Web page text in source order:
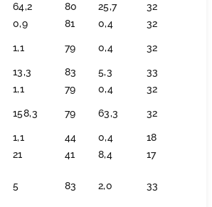
64,2 80 25,7
32
0,9 81 0,4
32
1,1 79 0,4 32
13,3 83 5,3
33
1,1 79 0,4
32
158,3 79 63,3 32
1,1 44 0,4
18
21 41 8,4
17
5 83 2,0 33